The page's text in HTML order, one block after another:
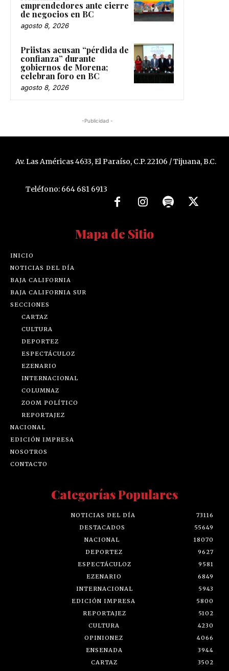
emprendedores ante cierre
de negocios en BC
agosto 8, 2026
Priistas acusan “pérdida de
confianza” durante
gobiernos de Morena;
celebran foro en BC
agosto 8, 2026
-Publicidad -
Av. Las Américas 4633, El Paraíso, C.P. 22106 / Tijuana, B.C.
Teléfono: 664 681 6913
Mapa de Sitio
INICIO
NOTICIAS DEL DÍA
BAJA CALIFORNIA
BAJA CALIFORNIA SUR
SECCIONES
CARTAZ
CULTURA
DEPORTEZ
ESPECTÁCULOZ
EZENARIO
INTERNACIONAL
COLUMNAZ
ZOOM POLÍTICO
REPORTAJEZ
NACIONAL
EDICIÓN IMPRESA
NOSOTROS
CONTACTO
Categorías Populares
NOTICIAS DEL DÍA
73116
DESTACADOS
55649
NACIONAL
18070
DEPORTEZ
9627
ESPECTÁCULOZ
9581
EZENARIO
6849
INTERNACIONAL
5943
EDICIÓN IMPRESA
5800
REPORTAJEZ
5102
CULTURA
4230
OPINIONEZ
4066
ENSENADA
3944
CARTAZ
3502